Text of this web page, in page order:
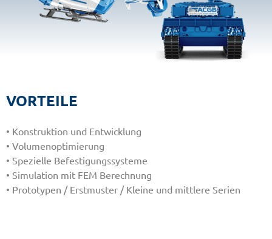
VORTEILE
• Konstruktion und Entwicklung
• Volumenoptimierung
• Spezielle Befestigungssysteme
• Simulation mit FEM Berechnung
• Prototypen / Erstmuster / Kleine und mittlere Serien